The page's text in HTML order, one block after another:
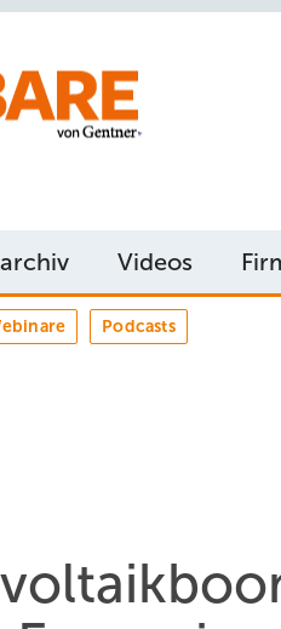
Videos
Podcasts